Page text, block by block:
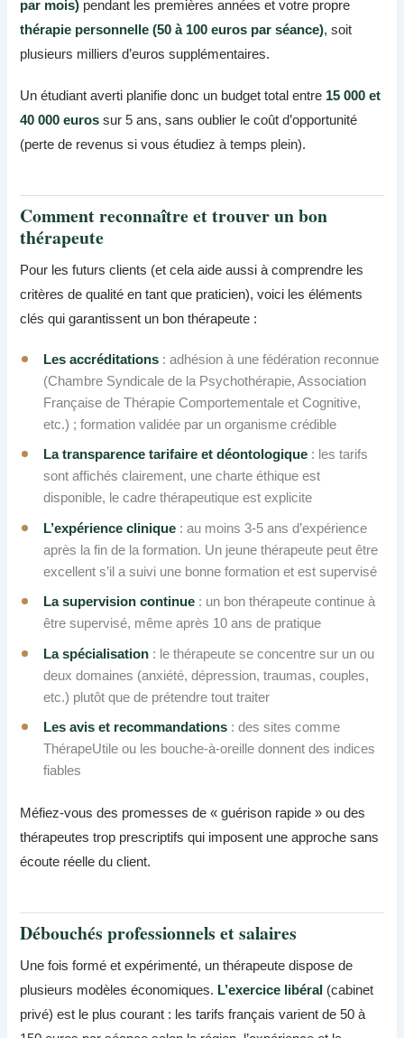
par mois) pendant les premières années et votre propre
thérapie personnelle (50 à 100 euros par séance), soit
plusieurs milliers d’euros supplémentaires.
Un étudiant averti planifie donc un budget total entre 15 000 et
40 000 euros sur 5 ans, sans oublier le coût d’opportunité
(perte de revenus si vous étudiez à temps plein).
Comment reconnaître et trouver un bon
thérapeute
Pour les futurs clients (et cela aide aussi à comprendre les
critères de qualité en tant que praticien), voici les éléments
clés qui garantissent un bon thérapeute :
Les accréditations : adhésion à une fédération reconnue
(Chambre Syndicale de la Psychothérapie, Association
Française de Thérapie Comportementale et Cognitive,
etc.) ; formation validée par un organisme crédible
La transparence tarifaire et déontologique : les tarifs
sont affichés clairement, une charte éthique est
disponible, le cadre thérapeutique est explicite
L’expérience clinique : au moins 3-5 ans d’expérience
après la fin de la formation. Un jeune thérapeute peut être
excellent s’il a suivi une bonne formation et est supervisé
La supervision continue : un bon thérapeute continue à
être supervisé, même après 10 ans de pratique
La spécialisation : le thérapeute se concentre sur un ou
deux domaines (anxiété, dépression, traumas, couples,
etc.) plutôt que de prétendre tout traiter
Les avis et recommandations : des sites comme
ThérapeUtile ou les bouche-à-oreille donnent des indices
fiables
Méfiez-vous des promesses de « guérison rapide » ou des
thérapeutes trop prescriptifs qui imposent une approche sans
écoute réelle du client.
Débouchés professionnels et salaires
Une fois formé et expérimenté, un thérapeute dispose de
plusieurs modèles économiques. L’exercice libéral (cabinet
privé) est le plus courant : les tarifs français varient de 50 à